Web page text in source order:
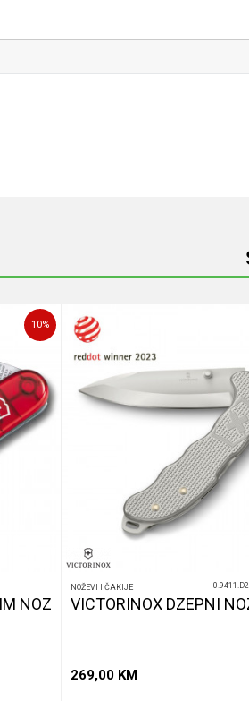
10%
NOZ
NOŽEVI I ČAKIJE
VICTORINOX DZEPNI
269,00 KM